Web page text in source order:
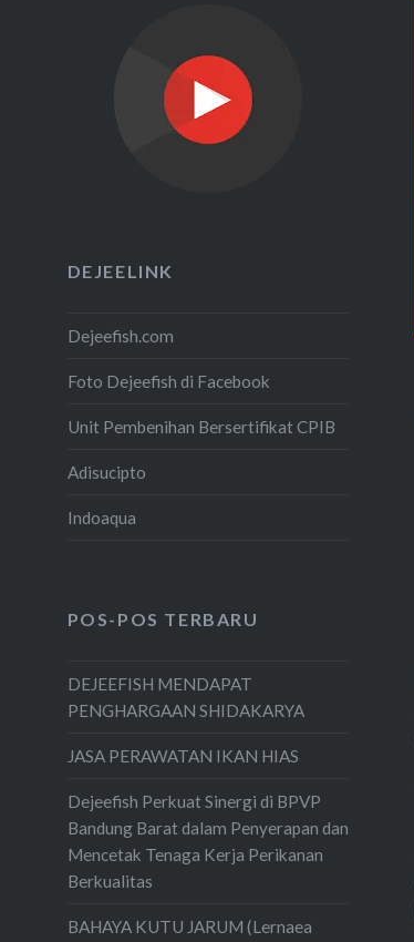
DEJEELINK
Dejeefish.com
Foto Dejeefish di Facebook
Unit Pembenihan Bersertifikat CPIB
Adisucipto
Indoaqua
POS-POS TERBARU
DEJEEFISH MENDAPAT
PENGHARGAAN SHIDAKARYA
JASA PERAWATAN IKAN HIAS
Dejeefish Perkuat Sinergi di BPVP
Bandung Barat dalam Penyerapan dan
Mencetak Tenaga Kerja Perikanan
Berkualitas
BAHAYA KUTU JARUM (Lernaea